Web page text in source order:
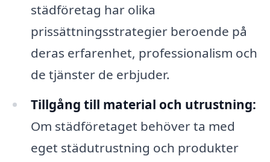
städföretag har olika
prissättningsstrategier beroende på
deras erfarenhet, professionalism och
de tjänster de erbjuder.
Tillgång till material och utrustning:
Om städföretaget behöver ta med
eget städutrustning och produkter